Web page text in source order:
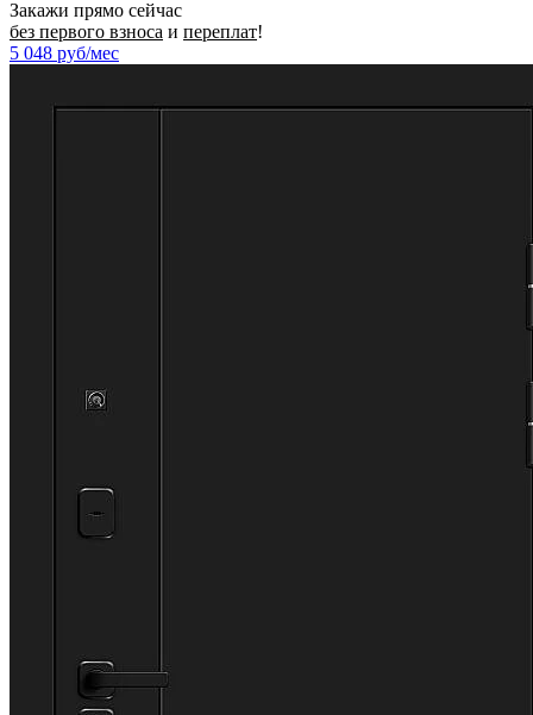
Закажи прямо сейчас
без первого взноса и переплат!
5 048 руб/мес